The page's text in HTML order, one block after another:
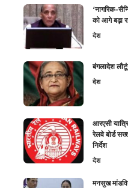
‘नागरिक-
को आगे बढ़ा
देश
बंगलादेश
देश
आरएसी
रेलवे बोर्ड
निर्देश
देश
मनसुख